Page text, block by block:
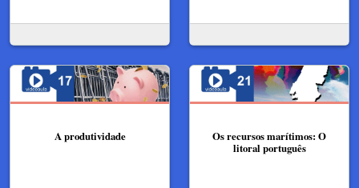
A produtividade
Os recursos marítimos: O
litoral português